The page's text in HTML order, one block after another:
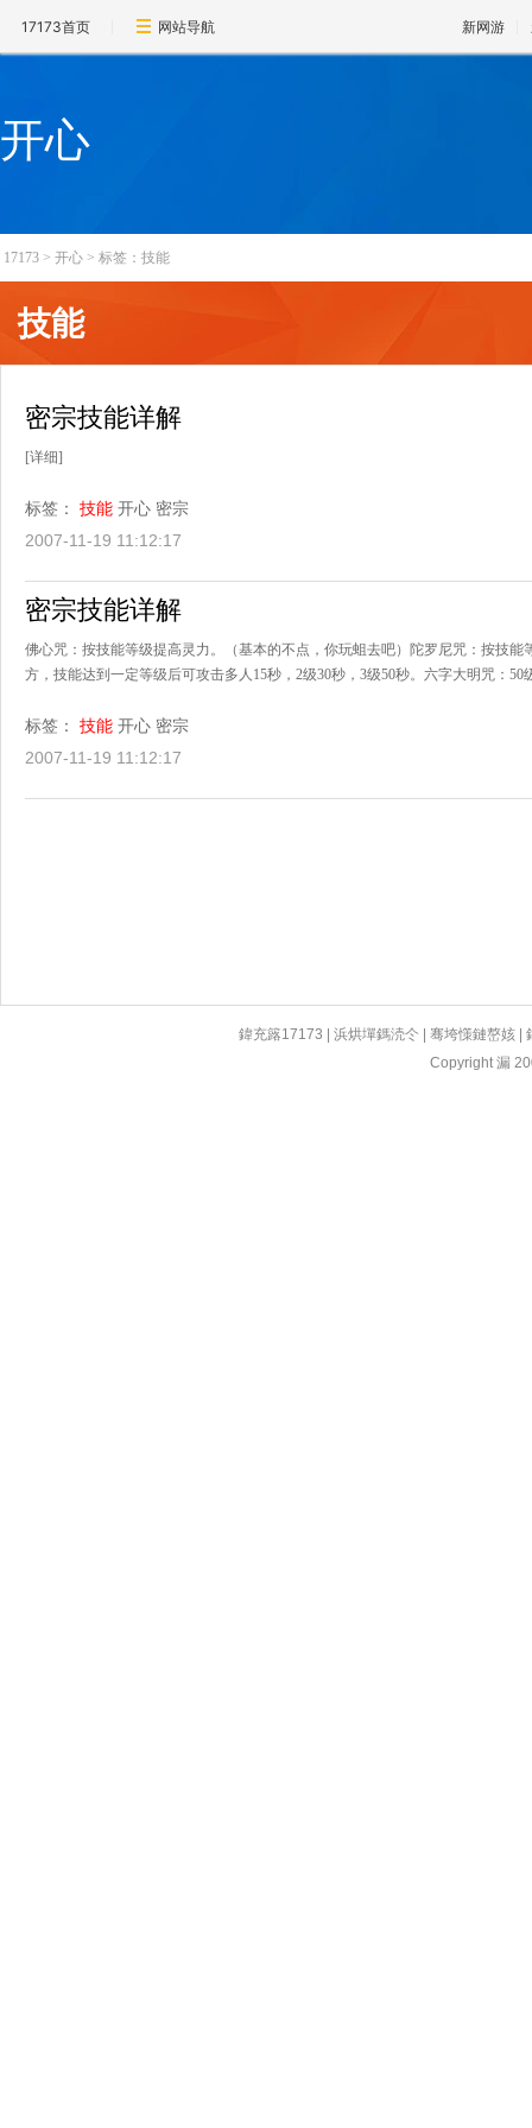
17173首页 网站导航 新网游
开心
17173 > 开心 > 标签：技能
技能
密宗技能详解
[详细]
标签： 技能 开心 密宗
2007-11-19 11:12:17
密宗技能详解
佛心咒：按技能等级提高灵力。（基本的不点，你玩蛆去吧）陀罗尼咒：按技
方，技能达到一定等级后可攻击多人15秒，2级30秒，3级50秒。六字大明咒：
标签： 技能 开心 密宗
2007-11-19 11:12:17
鍏充簬17173 |浜烘墠鎷涜仒 |骞垮憡鏈嶅姟 |
Copyright 漏